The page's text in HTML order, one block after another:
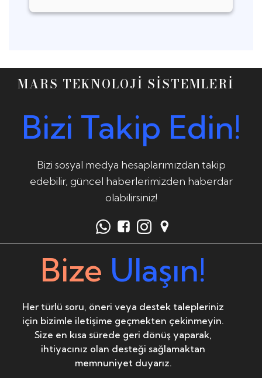
MARS TEKNOLOJİ SİSTEMLERİ
Bizi Takip Edin!
Bizi sosyal medya hesaplarımızdan takip
edebilir, güncel haberlerimizden haberdar
olabilirsiniz!
Bize Ulaşın!
Her türlü soru, öneri veya destek talepleriniz
için bizimle iletişime geçmekten çekinmeyin.
Size en kısa sürede geri dönüş yaparak,
ihtiyacınız olan desteği sağlamaktan
memnuniyet duyarız.